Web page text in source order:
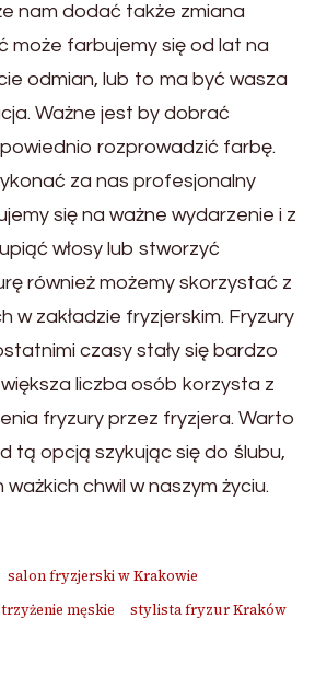
nam dodać także zmiana
może farbujemy się od lat na
odmian, lub to ma być wasza
Ważne jest by dobrać
rozprowadzić farbę.
za nas profesjonalny
się na ważne wydarzenie i z
włosy lub stworzyć
również możemy skorzystać z
w zakładzie fryzjerskim. Fryzury
czasy stały się bardzo
liczba osób korzysta z
fryzury przez fryzjera. Warto
tą opcją szykując się do ślubu,
ważkich chwil w naszym życiu.
salon fryzjerski w Krakowie
męskie stylista fryzur Kraków